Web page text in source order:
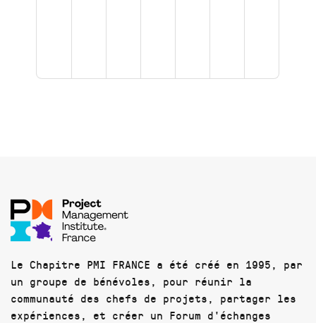
Le Chapitre PMI FRANCE a été créé en 1995, par
un groupe de bénévoles, pour réunir la
communauté des chefs de projets, partager les
expériences, et créer un Forum d'échanges